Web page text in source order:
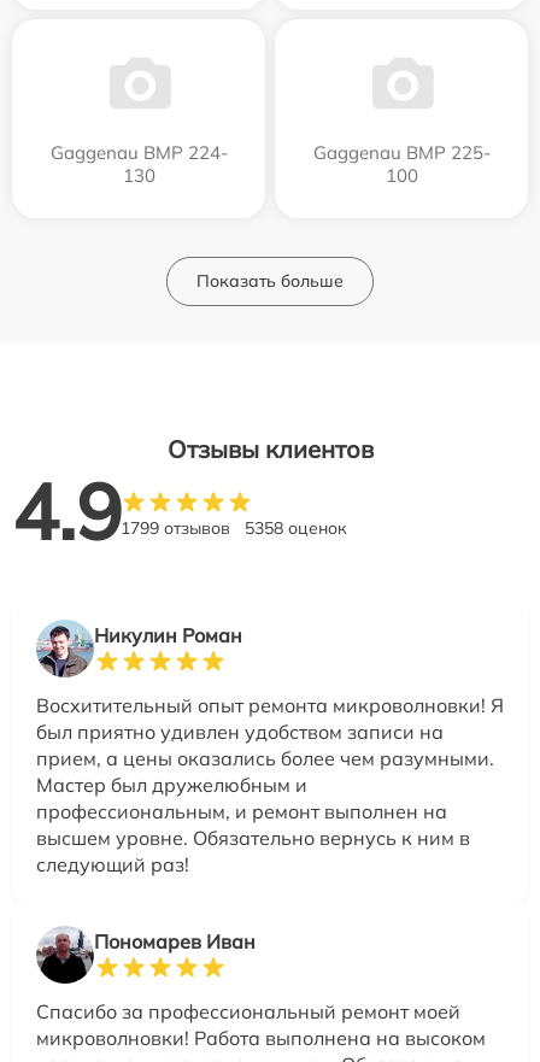
Gaggenau BMP 224-
130
Gaggenau BMP 225-
100
Показать больше
Отзывы клиентов
4.91799 отзывов 5358 оценок
Никулин Роман
Восхитительный опыт ремонта микроволновки! Я
был приятно удивлен удобством записи на
прием, а цены оказались более чем разумными.
Мастер был дружелюбным и
профессиональным, и ремонт выполнен на
высшем уровне. Обязательно вернусь к ним в
следующий раз!
Пономарев Иван
Спасибо за профессиональный ремонт моей
микроволновки! Работа выполнена на высоком